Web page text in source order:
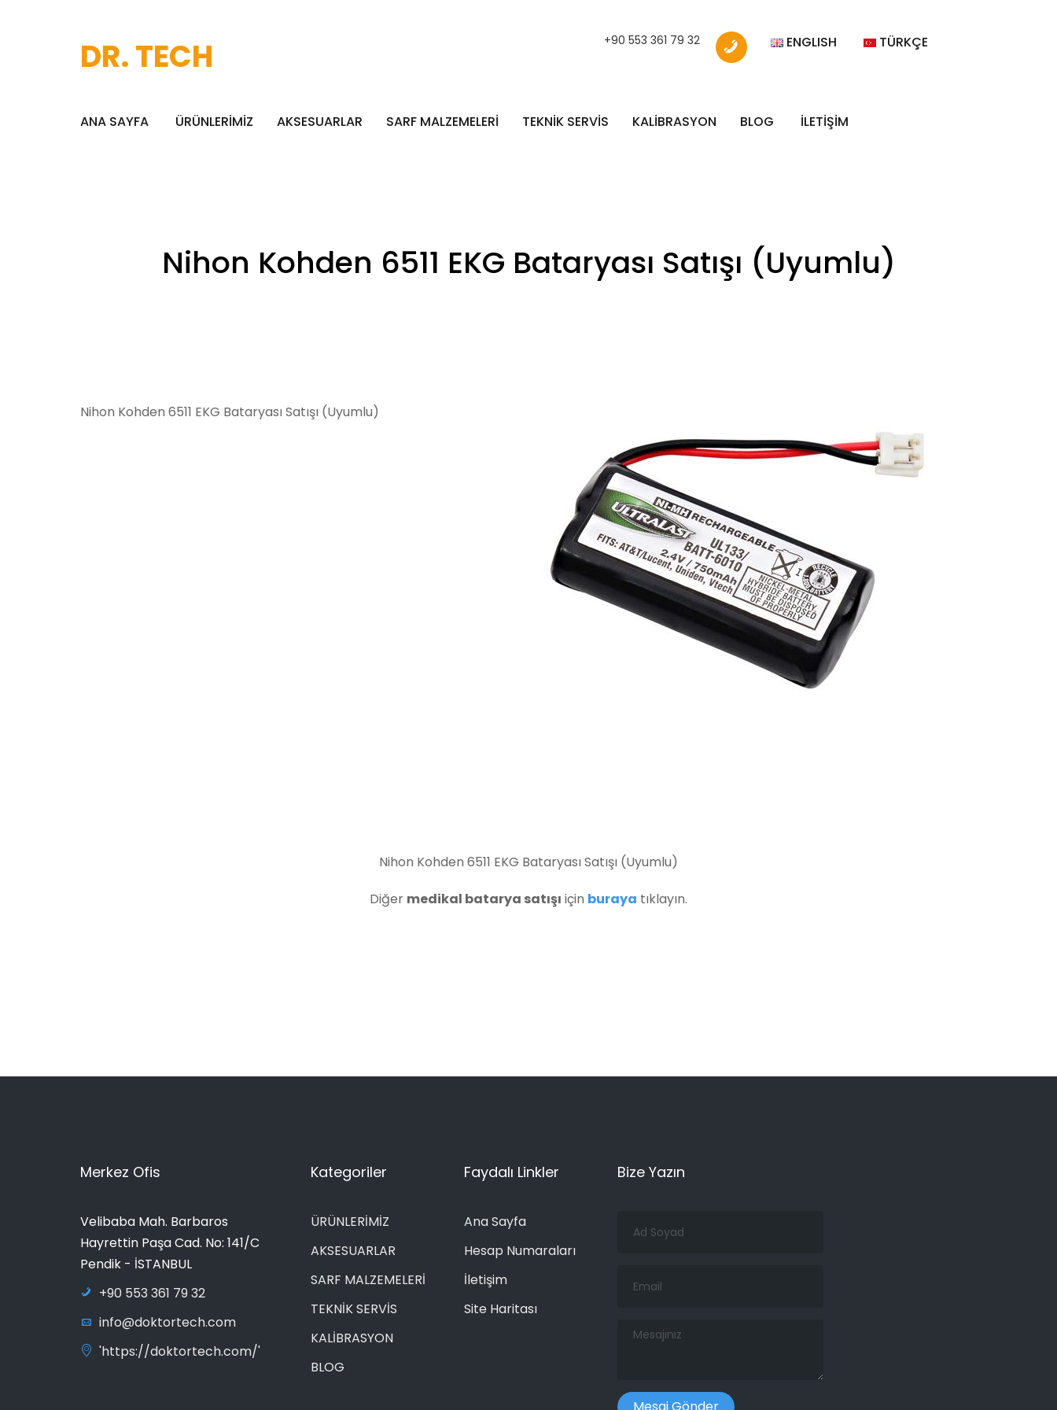
DR. TECH +90 553 361 79 32 ENGLISH TÜRKÇE
ANA SAYFA ÜRÜNLERİMİZ AKSESUARLAR SARF MALZEMELERİ TEKNİK SERVİS KALİBRASYON BLOG İLETİŞİM
Nihon Kohden 6511 EKG Bataryası Satışı (Uyumlu)
Nihon Kohden 6511 EKG Bataryası Satışı (Uyumlu)
Nihon Kohden 6511 EKG Bataryası Satışı (Uyumlu)
Diğer medikal batarya satışı için buraya tıklayın.
Merkez Ofis
Velibaba Mah. Barbaros
Hayrettin Paşa Cad. No: 141/C
Pendik - İSTANBUL
+90 553 361 79 32
info@doktortech.com
'https://doktortech.com/'
Kategoriler
ÜRÜNLERİMİZ
AKSESUARLAR
SARF MALZEMELERİ
TEKNİK SERVİS
KALİBRASYON
BLOG
Faydalı Linkler
Ana Sayfa
Hesap Numaraları
İletişim
Site Haritası
Bize Yazın
Soyad
Mesajınız